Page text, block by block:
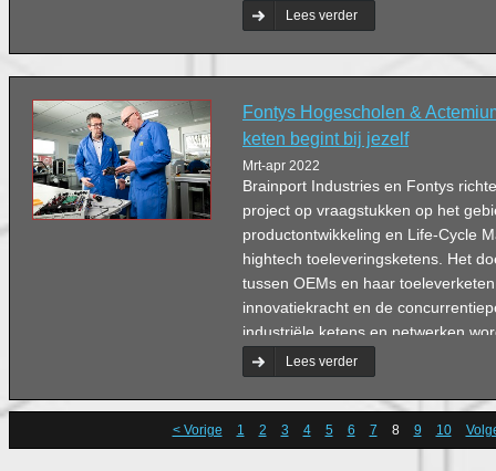
profiteren.Lees verder
Fontys Hogescholen &
keten begint bij jezelf
Mrt-apr 2022
Brainport Industries en Fontys
project op vraagstukken op het
productontwikkeling en Life-Cycle
hightech toeleveringsketens. Het
tussen OEMs en haar
innovatiekracht en de
industriële ketens en netwerken
uit Veghel is één van de
Lees verder
< Vorige 1 2 3 4 5 6 7 8 9 10